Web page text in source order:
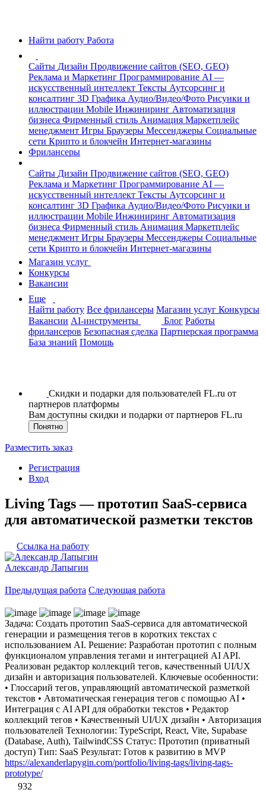
Найти работу Работа
Сайты Дизайн Продвижение сайтов (SEO, GEO)
Реклама и Маркетинг Программирование AI —
искусственный интеллект Тексты Аутсорсинг и
консалтинг 3D Графика Аудио/Видео/Фото Рисунки и
иллюстрации Mobile Инжиниринг Автоматизация
бизнеса Фирменный стиль Анимация Маркетплейс
менеджмент Игры Браузеры Мессенджеры Социальные
сети Крипто и блокчейн Интернет-магазины
Фрилансеры
Сайты Дизайн Продвижение сайтов (SEO, GEO)
Реклама и Маркетинг Программирование AI —
искусственный интеллект Тексты Аутсорсинг и
консалтинг 3D Графика Аудио/Видео/Фото Рисунки и
иллюстрации Mobile Инжиниринг Автоматизация
бизнеса Фирменный стиль Анимация Маркетплейс
менеджмент Игры Браузеры Мессенджеры Социальные
сети Крипто и блокчейн Интернет-магазины
Магазин услуг
Конкурсы
Вакансии
Еще
Найти работу Все фрилансеры Магазин услуг Конкурсы
Вакансии AI-инструменты Блог Работы
фрилансеров Безопасная сделка Партнерская программа
База знаний Помощь
Скидки и подарки для пользователей FL.ru от
партнеров платформы
Вам доступны скидки и подарки от партнеров FL.ru
Понятно
Разместить заказ
Регистрация
Вход
Living Tags — прототип SaaS-сервиса
для автоматической разметки текстов
Ссылка на работу
Александр Лапыгин
Предыдущая работа Следующая работа
Задача: Создать прототип SaaS-сервиса для автоматической
генерации и размещения тегов в коротких текстах с
использованием AI. Решение: Разработан прототип с полным
функционалом управления тегами и интеграцией AI API.
Реализован редактор коллекций тегов, качественный UI/UX
дизайн и авторизация пользователей. Ключевые особенности:
• Глоссарий тегов, управляющий автоматической разметкой
текстов • Автоматическая генерация тегов с помощью AI •
Интеграция с AI API для обработки текстов • Редактор
коллекций тегов • Качественный UI/UX дизайн • Авторизация
пользователей Технологии: TypeScript, React, Vite, Supabase
(Database, Auth), TailwindCSS Статус: Прототип (приватный
доступ) Тип: SaaS Результат: Готов к развитию в MVP
https://alexanderlapygin.com/portfolio/living-tags/living-tags-
prototype/
932